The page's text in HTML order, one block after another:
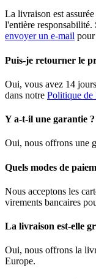
La livraison est
l'entière
envoyer un e-mail
Puis-je retourner le
Oui, vous avez 14
dans notre Politique de
Y a-t-il une garantie ?
Oui, nous offrons une
Quels modes de
Nous acceptons les
virements bancaires
La livraison est-elle
Oui, nous offrons la
Europe.